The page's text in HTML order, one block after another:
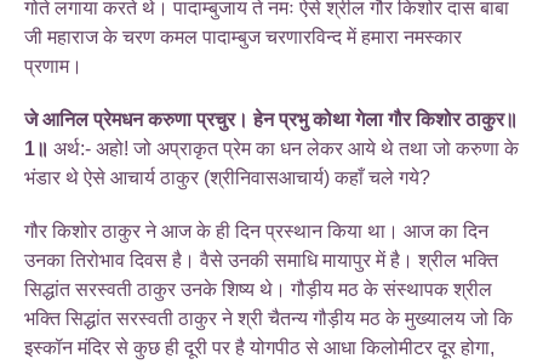
गोते लगाया करते थे। पादाम्बुजाय ते नमः ऐसे श्रील गौर किशोर दास बाबा
जी महाराज के चरण कमल पादाम्बुज चरणारविन्द में हमारा नमस्कार
प्रणाम।
जे आनिल प्रेमधन करुणा प्रचुर। हेन प्रभु कोथा गेला गौर किशोर ठाकुर॥
1॥ अर्थ:- अहो! जो अप्राकृत प्रेम का धन लेकर आये थे तथा जो करुणा के
भंडार थे ऐसे आचार्य ठाकुर (श्रीनिवासआचार्य) कहाँ चले गये?
गौर किशोर ठाकुर ने आज के ही दिन प्रस्थान किया था। आज का दिन
उनका तिरोभाव दिवस है। वैसे उनकी समाधि मायापुर में है। श्रील भक्ति
सिद्धांत सरस्वती ठाकुर उनके शिष्य थे। गौड़ीय मठ के संस्थापक श्रील
भक्ति सिद्धांत सरस्वती ठाकुर ने श्री चैतन्य गौड़ीय मठ के मुख्यालय जो कि
इस्कॉन मंदिर से कुछ ही दूरी पर है योगपीठ से आधा किलोमीटर दूर होगा,